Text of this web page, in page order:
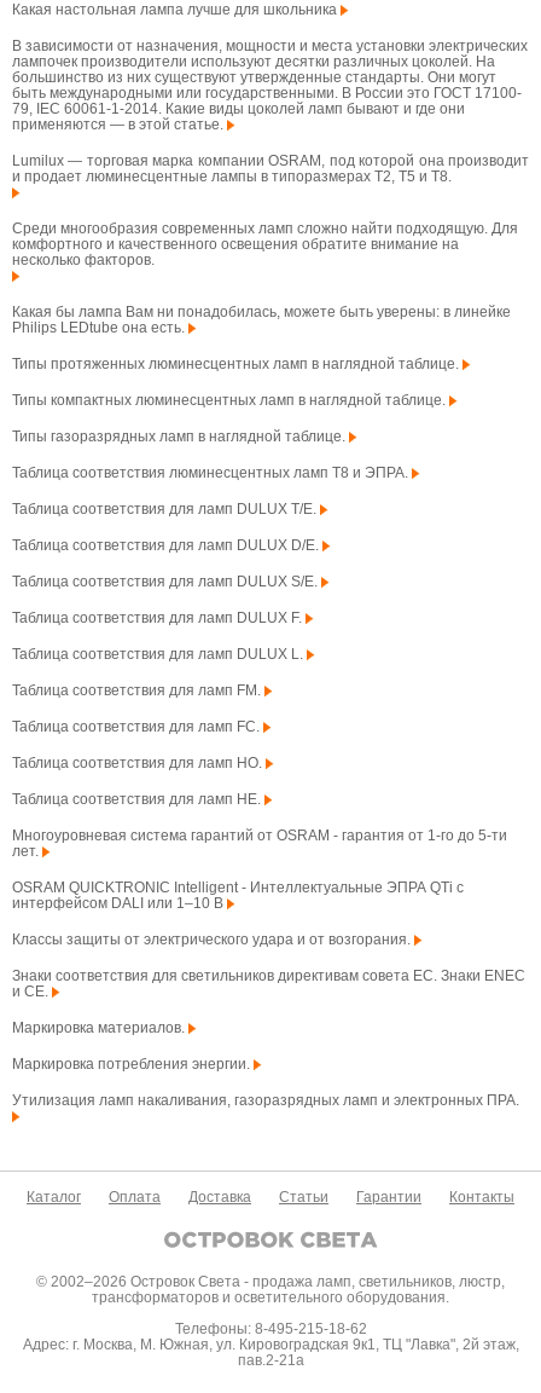
Какая настольная лампа лучше для школьника
В зависимости от назначения, мощности и места установки электрических
лампочек производители используют десятки различных цоколей. На
большинство из них существуют утвержденные стандарты. Они могут
быть международными или государственными. В России это ГОСТ 17100-
79, IEC 60061-1-2014. Какие виды цоколей ламп бывают и где они
применяются — в этой статье.
Lumilux — торговая марка компании OSRAM, под которой она производит
и продает люминесцентные лампы в типоразмерах T2, T5 и T8.
Среди многообразия современных ламп сложно найти подходящую. Для
комфортного и качественного освещения обратите внимание на
несколько факторов.
Какая бы лампа Вам ни понадобилась, можете быть уверены: в линейке
Philips LEDtube она есть.
Типы протяженных люминесцентных ламп в наглядной таблице.
Типы компактных люминесцентных ламп в наглядной таблице.
Типы газоразрядных ламп в наглядной таблице.
Таблица соответствия люминесцентных ламп T8 и ЭПРА.
Таблица соответствия для ламп DULUX T/E.
Таблица соответствия для ламп DULUX D/E.
Таблица соответствия для ламп DULUX S/E.
Таблица соответствия для ламп DULUX F.
Таблица соответствия для ламп DULUX L.
Таблица соответствия для ламп FM.
Таблица соответствия для ламп FC.
Таблица соответствия для ламп HO.
Таблица соответствия для ламп HE.
Многоуровневая система гарантий от OSRAM - гарантия от 1-го до 5-ти
лет.
OSRAM QUICKTRONIC Intelligent - Интеллектуальные ЭПРА QTi с
интерфейсом DALI или 1–10 В
Классы защиты от электрического удара и от возгорания.
Знаки соответствия для светильников директивам совета ЕС. Знаки ENEC
и CE.
Маркировка материалов.
Маркировка потребления энергии.
Утилизация ламп накаливания, газоразрядных ламп и электронных ПРА.
Каталог Оплата Доставка Статьи Гарантии Контакты
© 2002–2026 Островок Света - продажа ламп, светильников, люстр,
трансформаторов и осветительного оборудования.
Телефоны: 8-495-215-18-62
Адрес: г. Москва, М. Южная, ул. Кировоградская 9к1, ТЦ "Лавка", 2й этаж,
пав.2-21а